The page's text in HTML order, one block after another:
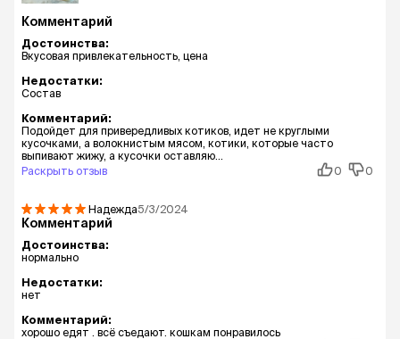
Комментарий
Достоинства:
Вкусовая привлекательность, цена
Недостатки:
Состав
Комментарий:
Подойдет для привередливых котиков, идет не круглыми
кусочками, а волокнистым мясом, котики, которые часто
выпивают жижу, а кусочки оставляю...
Раскрыть отзыв
0 0
Надежда5/3/2024
Комментарий
Достоинства:
нормально
Недостатки:
нет
Комментарий:
хорошо едят . всё съедают. кошкам понравилось